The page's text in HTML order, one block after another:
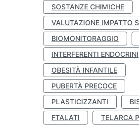
SOSTANZE CHIMICHE
VALUTAZIONE IMPATTO
BIOMONITORAGGIO
INTERFERENTI ENDOCRINI
OBESITÀ INFANTILE
PUBERTÀ PRECOCE
PLASTICIZZANTI
FTALATI
TELARCA